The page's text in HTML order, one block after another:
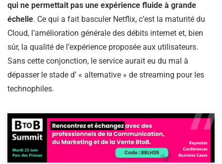
qui ne permettait pas une expérience fluide à grande
échelle. Ce qui a fait basculer Netflix, c’est la maturité du
Cloud, l’amélioration générale des débits internet et, bien
sûr, la qualité de l’expérience proposée aux utilisateurs.
Sans cette conjonction, le service aurait eu du mal à
dépasser le stade d’ « alternative » de streaming pour les
technophiles.